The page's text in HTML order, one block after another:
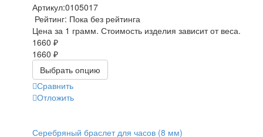
Артикул:0105017
Рейтинг: Пока без рейтинга
Цена за 1 грамм. Стоимость изделия зависит от веса.
1660 ₽
1660 ₽
Выбрать опцию
Сравнить
Отложить
Серебряный браслет для часов (8 мм)